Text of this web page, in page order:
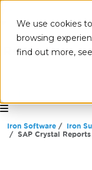
We use cookies
browsing
find out more,
フッターコンテンツ
Iron Software Iron
SAP Crystal Reports